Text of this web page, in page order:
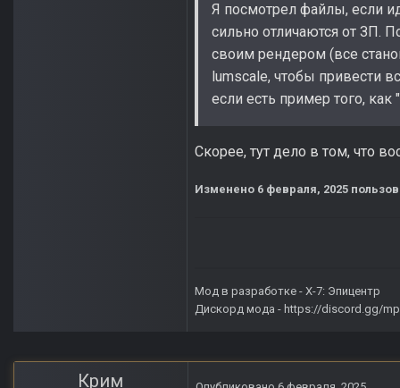
Я посмотрел файлы, если
сильно отличаются от ЗП.
своим рендером (все
lumscale, чтобы привести
если есть пример того,
Скорее, тут дело в том, что
Изменено 6 февраля, 2025
Мод в разработке - X-7: Эпицентр
Дискорд мода - https://discord.gg/
Крим